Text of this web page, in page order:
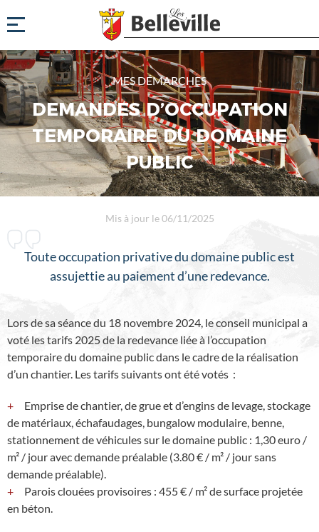
MES DÉMARCHES
DEMANDES D’OCCUPATION
TEMPORAIRE DU DOMAINE
PUBLIC
Mis à jour le 06/11/2025
Toute occupation privative du domaine public est
assujettie au paiement d’une redevance.
Lors de sa séance du 18 novembre 2024, le conseil municipal a
voté les tarifs 2025 de la redevance liée à l’occupation
temporaire du domaine public dans le cadre de la réalisation
d’un chantier. Les tarifs suivants ont été votés :
Emprise de chantier, de grue et d’engins de levage, stockage
de matériaux, échafaudages, bungalow modulaire, benne,
stationnement de véhicules sur le domaine public : 1,30 euro /
m² / jour avec demande préalable (3.80 € / m² / jour sans
demande préalable).
Parois clouées provisoires : 455 € / m² de surface projetée
en béton.